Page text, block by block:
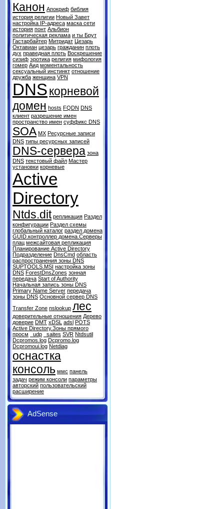
Канон Апокриф библия
история религии Новый Завет
настройка IP-адреса маска сети
история понт Альбион
политическая реклама и ты Брут
Гастарбайтер Митридат Цезарь
Октавиан цезарь гражданин плоть
дух праведная плоть Воскрешение
сизиф эротика религия мифология
гомер Аид моментальность
сексуальный инстинкт отношение
дружба женщина VPN
DNSкорневой
домен hosts FQDN DNS
клиент разрешение имен
пространство имен суффикс DNS
SOA MX Ресурсные записи
DNS типы ресурсных записей
DNS-сервера зона
DNS текстовый файл Мастер
установки корневые
Active
Directory
Ntds.dit репликация Раздел
конфигурации Раздел схемы
глобальный каталог раздел домена
GUID.контроллер домена.Серверы
плац межсайтовая репликация
Планирование Active Directory
Подразделение DnsCmd область
распространения зоны DNS
SUPTOOLS.MSI настройка зоны
DNS ForestDnsZones зонная
передача Start of Authority
Начальная запись зоны DNS
Primary Name Server передача
зоны DNS Основной сервер DNS
Transfer Zone nslookup лес
доверительные отношения Дерево
доверие DMT xDSL adsl POTS
Active Directory.Зоны прямого
просм
_udp _saites SVR Ntdsutil
Dcpromos.log Dcpromo.log
Dcpromoui.log Netdiag
оснастка
консоль ммс панель
задач режим консоли параметры
авторский пользовательский
расширение
AdSense